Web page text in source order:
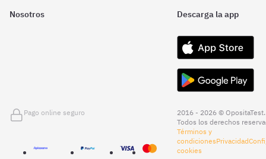
Nosotros Descarga la app
Pago online seguro
2016 - 2026 © OpositaTest.
Todos los derechos
Términos y
condicionesPrivacidad
cookies